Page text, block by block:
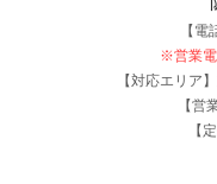
【
※営業電
【対応エリア
【営
【